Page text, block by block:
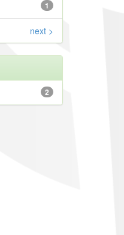
1
next >
2